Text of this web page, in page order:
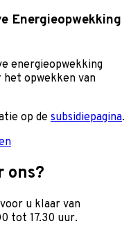
Energieopwekking
energieopwekking
het opwekken van
op de subsidiepagina.
ons?
u klaar van
tot 17.30 uur.